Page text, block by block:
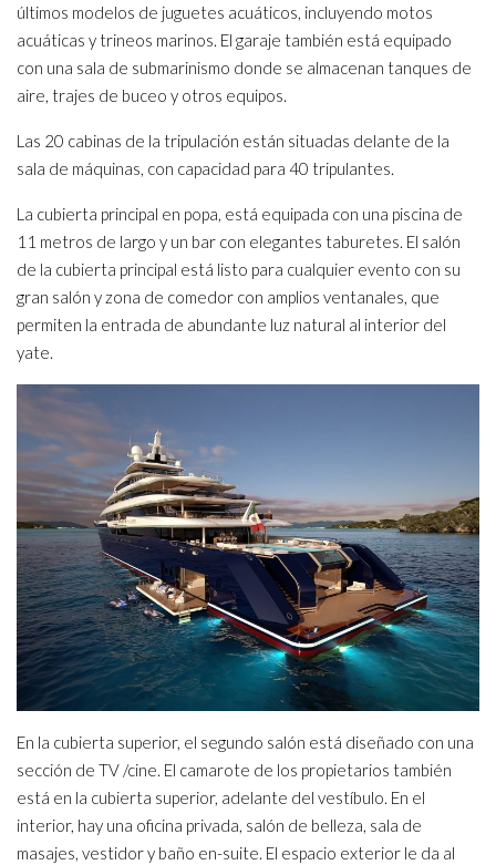
últimos modelos de juguetes acuáticos, incluyendo motos
acuáticas y trineos marinos. El garaje también está equipado
con una sala de submarinismo donde se almacenan tanques de
aire, trajes de buceo y otros equipos.
Las 20 cabinas de la tripulación están situadas delante de la
sala de máquinas, con capacidad para 40 tripulantes.
La cubierta principal en popa, está equipada con una piscina de
11 metros de largo y un bar con elegantes taburetes. El salón
de la cubierta principal está listo para cualquier evento con su
gran salón y zona de comedor con amplios ventanales, que
permiten la entrada de abundante luz natural al interior del
yate.
En la cubierta superior, el segundo salón está diseñado con una
sección de TV /cine. El camarote de los propietarios también
está en la cubierta superior, adelante del vestíbulo. En el
interior, hay una oficina privada, salón de belleza, sala de
masajes, vestidor y baño en-suite. El espacio exterior le da al